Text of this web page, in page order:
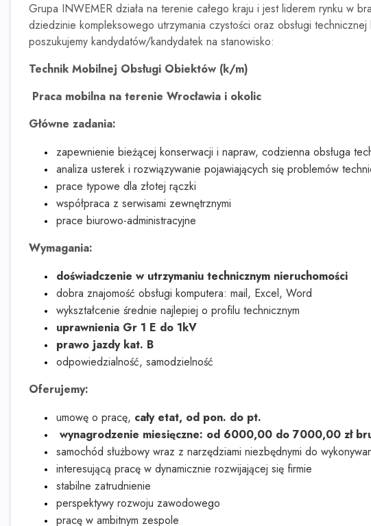
Grupa INWEMER działa na terenie całego kraju i jest liderem rynku w
dziedzinie kompleksowego utrzymania czystości oraz obsługi
poszukujemy kandydatów/kandydatek na stanowisko:
Technik Mobilnej Obsługi Obiektów (k/m)
Praca mobilna na terenie Wrocławia i okolic
Główne zadania:
zapewnienie bieżącej konserwacji i napraw, codzienna obsługa
analiza usterek i rozwiązywanie pojawiających się problemów
prace typowe dla złotej rączki
współpraca z serwisami zewnętrznymi
prace biurowo-administracyjne
Wymagania:
doświadczenie w utrzymaniu technicznym nieruchomości
dobra znajomość obsługi komputera: mail, Excel, Word
wykształcenie średnie najlepiej o profilu technicznym
uprawnienia Gr 1 E do 1kV
prawo jazdy kat. B
odpowiedzialność, samodzielność
Oferujemy:
umowę o pracę, cały etat, od pon. do pt.
wynagrodzenie miesięczne: od 6000,00 do 7000,00 zł
samochód służbowy wraz z narzędziami niezbędnymi do
interesującą pracę w dynamicznie rozwijającej się firmie
stabilne zatrudnienie
perspektywy rozwoju zawodowego
pracę w ambitnym zespole